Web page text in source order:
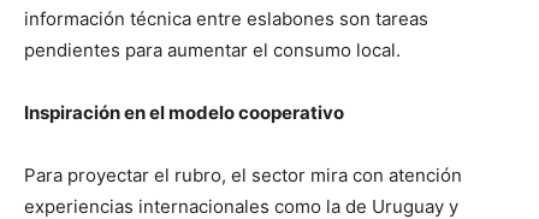
información técnica entre eslabones son tareas
pendientes para aumentar el consumo local.
Inspiración en el modelo cooperativo
Para proyectar el rubro, el sector mira con atención
experiencias internacionales como la de Uruguay y